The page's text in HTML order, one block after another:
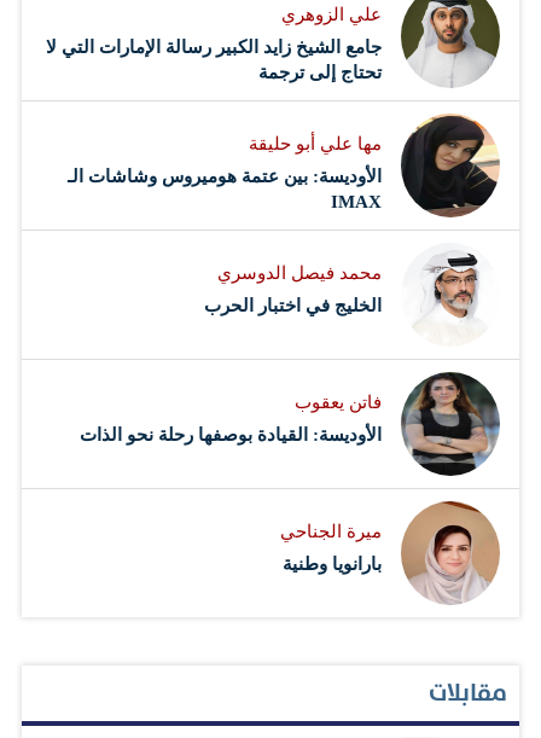
علي الزوهري
جامع الشيخ زايد الكبير رسالة الإمارات التي لا
تحتاج إلى ترجمة
مها علي أبو حليقة
الأوديسة: بين عتمة هوميروس وشاشات الـ
IMAX
محمد فيصل الدوسري ​
‏الخليج في اختبار الحرب
فاتن يعقوب
الأوديسة: القيادة بوصفها رحلة نحو الذات
ميرة الجناحي
بارانويا وطنية
مقابلات